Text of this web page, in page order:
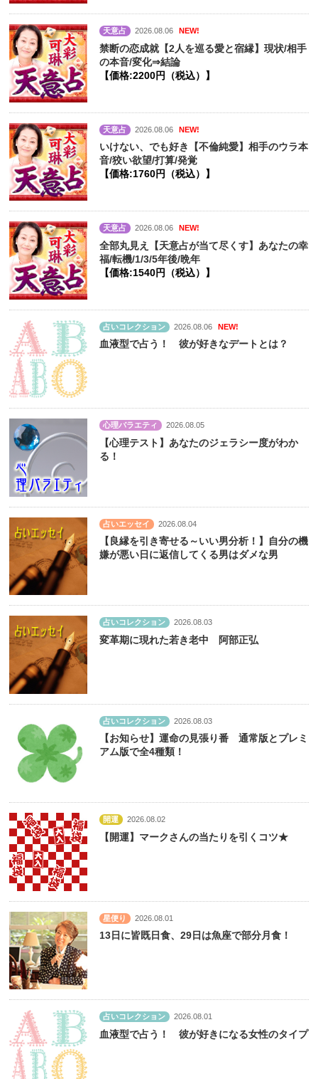
天意占 2026.08.06 NEW!
禁断の恋成就【2人を巡る愛と宿縁】現状/相手
の本音/変化⇒結論
【価格:2200円（税込）】
天意占 2026.08.06 NEW!
いけない、でも好き【不倫純愛】相手のウラ本
音/狡い欲望/打算/発覚
【価格:1760円（税込）】
天意占 2026.08.06 NEW!
全部丸見え【天意占が当て尽くす】あなたの幸
福/転機/1/3/5年後/晩年
【価格:1540円（税込）】
占いコレクション 2026.08.06 NEW!
血液型で占う！ 彼が好きなデートとは？
心理バラエティ 2026.08.05
【心理テスト】あなたのジェラシー度がわか
る！
占いエッセイ 2026.08.04
【良縁を引き寄せる～いい男分析！】自分の機
嫌が悪い日に返信してくる男はダメな男
占いコレクション 2026.08.03
変革期に現れた若き老中 阿部正弘
占いコレクション 2026.08.03
【お知らせ】運命の見張り番 通常版とプレミ
アム版で全4種類！
開運 2026.08.02
【開運】マークさんの当たりを引くコツ★
星便り 2026.08.01
13日に皆既日食、29日は魚座で部分月食！
占いコレクション 2026.08.01
血液型で占う！ 彼が好きになる女性のタイプ